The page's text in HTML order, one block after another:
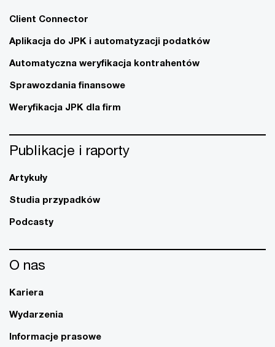
Client Connector
Aplikacja do JPK i automatyzacji podatków
Automatyczna weryfikacja kontrahentów
Sprawozdania finansowe
Weryfikacja JPK dla firm
Publikacje i raporty
Artykuły
Studia przypadków
Podcasty
O nas
Kariera
Wydarzenia
Informacje prasowe